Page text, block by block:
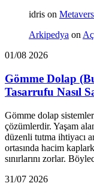
idris on
Arkipedya on
01/08 2026
Gömme Dolap
Tasarrufu Nasıl
Gömme dolap
çözümlerdir. Yaşam
düzenli tutma ihtiyacı
ortasında hacim
sınırlarını zorlar.
31/07 2026